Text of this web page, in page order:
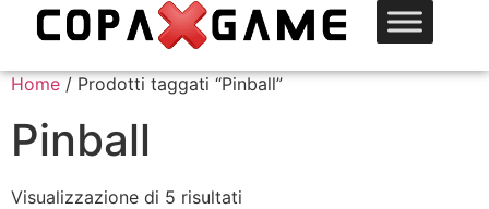
Home / Prodotti taggati “Pinball”
Pinball
Visualizzazione di 5 risultati